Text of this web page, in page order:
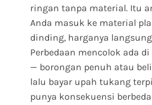
ringan tanpa material. Itu
Anda masuk ke material
dinding, harganya
Perbedaan mencolok ada
— borongan penuh atau
lalu bayar upah tukang
punya konsekuensi